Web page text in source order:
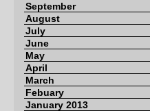
September
August
July
June
May
April
March
Febuary
January 2013